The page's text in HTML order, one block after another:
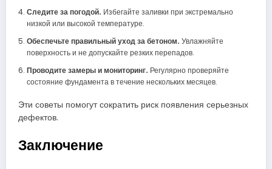
Следите за погодой. Избегайте заливки при экстремально
низкой или высокой температуре.
Обеспечьте правильный уход за бетоном. Увлажняйте
поверхность и не допускайте резких перепадов.
Проводите замеры и мониторинг. Регулярно проверяйте
состояние фундамента в течение нескольких месяцев.
Эти советы помогут сократить риск появления серьезных
дефектов.
Заключение